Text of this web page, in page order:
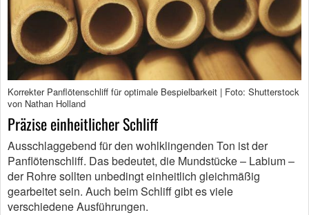
Korrekter Panflötenschliff für optimale Bespielbarkeit | Foto: Shutterstock
von Nathan Holland
Präzise einheitlicher Schliff
Ausschlaggebend für den wohlklingenden Ton ist der
Panflötenschliff. Das bedeutet, die Mundstücke – Labium –
der Rohre sollten unbedingt einheitlich gleichmäßig
gearbeitet sein. Auch beim Schliff gibt es viele
verschiedene Ausführungen.